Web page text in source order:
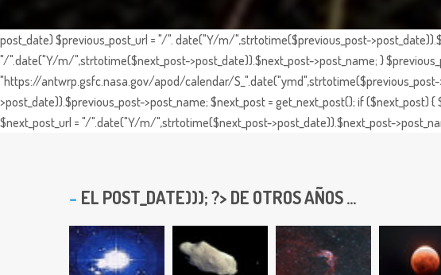
post_date) $previous_post_url = "/". date("Y/m/",strtotime($previous_post-
"/".date("Y/m/",strtotime($next_post->post_date)).$next_post->post_name; }
"https://antwrp.gsfc.nasa.gov/apod/calendar/
>post_date)).$previous_post->post_name; $next_post = get_next_post(); if
$next_post_url = "/".date("Y/m/",strtotime($next_post->post_date)).$next_post-
EL POST_DATE))); ?> DE OTROS AÑOS ...